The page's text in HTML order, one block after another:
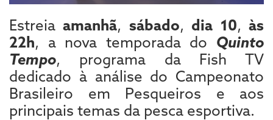
Estreiaamanhã, sábado, dia 10,às
22h, a nova temporada do Quinto
Tempo, programa da Fish TV
dedicado à análise do Campeonato
Brasileiro em Pesqueiros e aos
principais temas da pesca esportiva.